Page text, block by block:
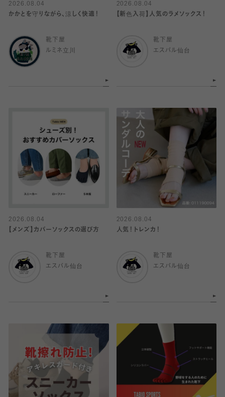
2026.08.04
かかとを守りながら、涼しく快適！
靴下屋
ルミネ立川
2026.08.04
【新色入荷】人気のラメソックス！
靴下屋
エスパル仙台
2026.08.04
【メンズ】カバーソックスの選び方
靴下屋
エスパル仙台
2026.08.04
人気！トレンカ！
靴下屋
エスパル仙台